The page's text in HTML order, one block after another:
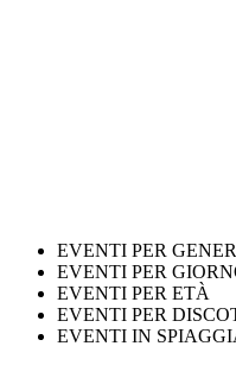
EVENTI PER
EVENTI PER
EVENTI PER ETÀ
EVENTI PER
EVENTI IN